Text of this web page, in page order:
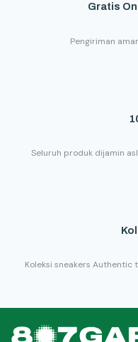
Gratis
Pengiriman
Seluruh produk dijamin
Koleksi sneakers